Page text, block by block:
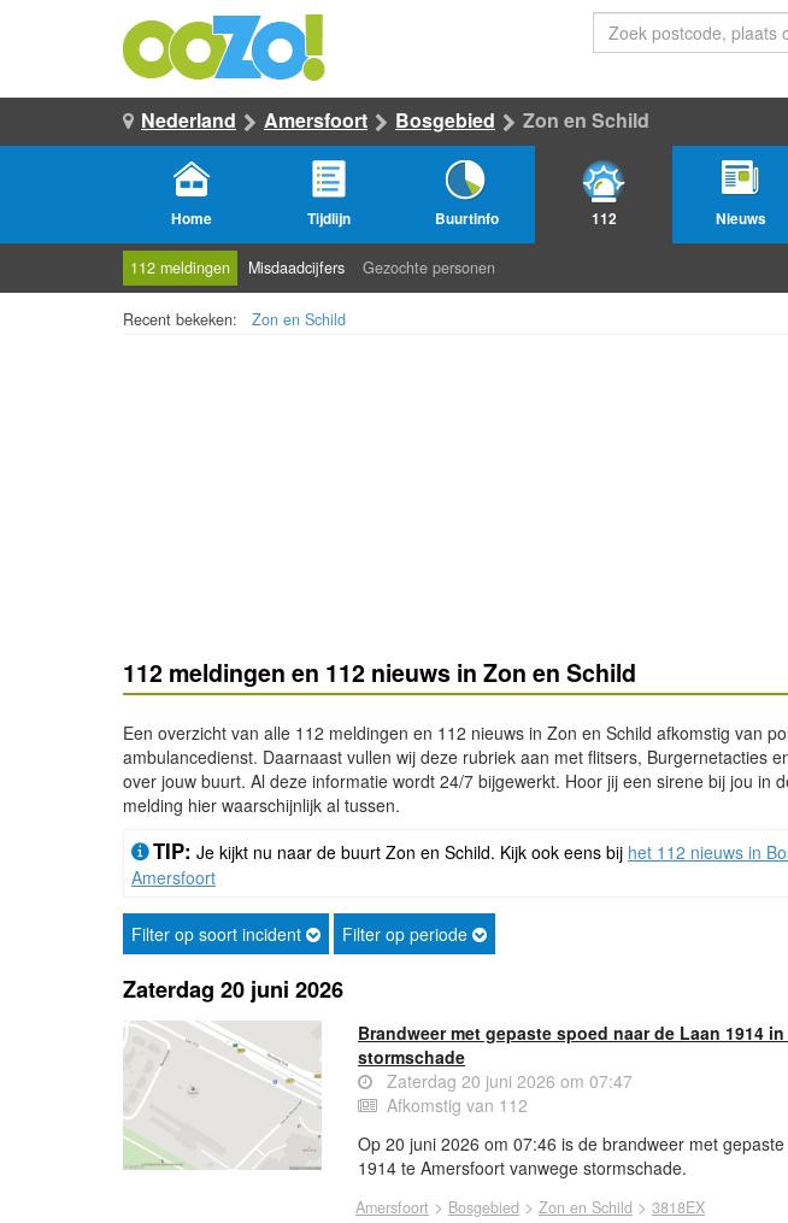
Nederland Amersfoort Bosgebied Zon en Schild
Home Tijdlijn Buurtinfo 112 Nieuws
112 meldingen Misdaadcijfers Gezochte personen
Recent bekeken: Zon en Schild
112 meldingen en 112 nieuws in Zon en Schild
Een overzicht van alle 112 meldingen en 112 nieuws in Zon en Schild afkomstig van
ambulancedienst. Daarnaast vullen wij deze rubriek aan met flitsers, Burgernetacties
over jouw buurt. Al deze informatie wordt 24/7 bijgewerkt. Hoor jij een sirene bij jou in
melding hier waarschijnlijk al tussen.
TIP: Je kijkt nu naar de buurt Zon en Schild. Kijk ook eens bij het 112 nieuws in
Amersfoort
Filter op soort incident Filter op periode
Zaterdag 20 juni 2026
Brandweer met gepaste spoed naar de Laan 1914
stormschade
Zaterdag 20 juni 2026 om 07:47
Afkomstig van 112
Op 20 juni 2026 om 07:46 is de brandweer met
1914 te Amersfoort vanwege stormschade.
Amersfoort > Bosgebied > Zon en Schild > 3818EX